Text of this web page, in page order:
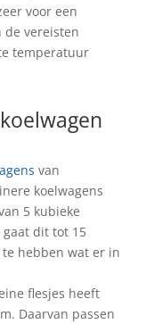
voor een
de vereisten
temperatuur
van
koelwagens
5 kubieke
gaat dit tot 15
te hebben wat er in
flesjes heeft
Daarvan passen